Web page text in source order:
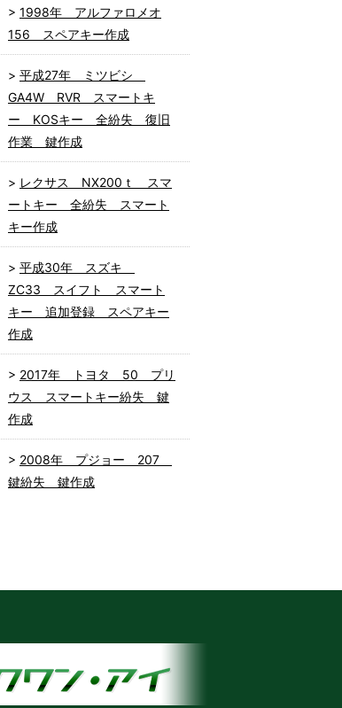
1998年 アルファロメオ
156 スペアキー作成
平成27年 ミツビシ
GA4W RVR スマートキ
ー KOSキー 全紛失 復旧
作業 鍵作成
レクサス NX200ｔ スマ
ートキー 全紛失 スマート
キー作成
平成30年 スズキ
ZC33 スイフト スマート
キー 追加登録 スペアキー
作成
2017年 トヨタ 50 プリ
ウス スマートキー紛失 鍵
作成
2008年 プジョー 207
鍵紛失 鍵作成